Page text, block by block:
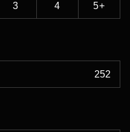
3 4 5+